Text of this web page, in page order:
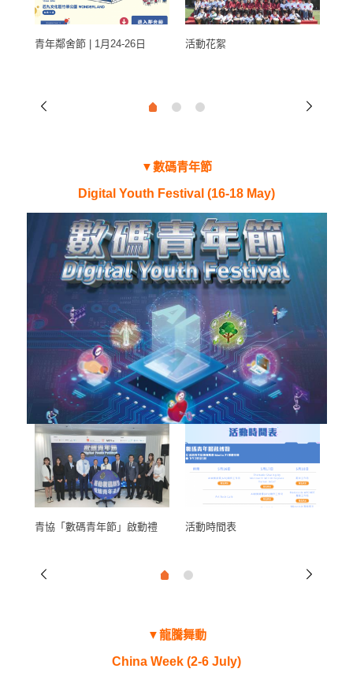
青年鄰舍節 | 1月24-26日 活動花絮
▼數碼青年節
Digital Youth Festival (16-18 May)
數碼青年節
青協「數碼青年節」啟動禮 活動時間表
▼龍騰舞動
China Week (2-6 July)